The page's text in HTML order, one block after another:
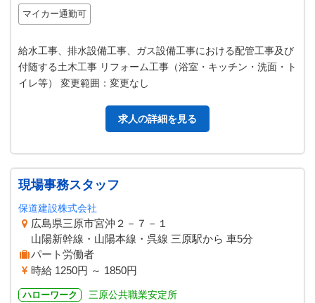
マイカー通勤可
給水工事、排水設備工事、ガス設備工事における配管工事及び
付随する土木工事 リフォーム工事（浴室・キッチン・洗面・ト
イレ等） 変更範囲：変更なし
求人の詳細を見る
現場事務スタッフ
保道建設株式会社
広島県三原市宮沖２－７－１
山陽新幹線・山陽本線・呉線 三原駅から 車5分
パート労働者
時給 1250円 ～ 1850円
ハローワーク 三原公共職業安定所